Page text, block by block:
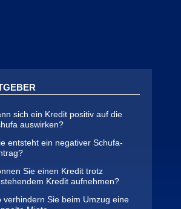
sich ein Kredit positiv auf die
auswirken?
entsteht ein negativer Schufa-
Sie einen Kredit trotz
Kredit aufnehmen?
verhindern Sie beim Umzug eine